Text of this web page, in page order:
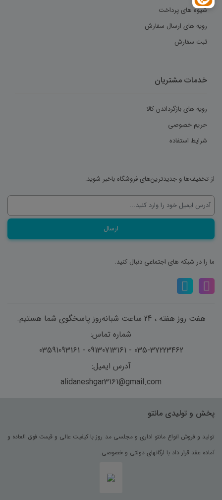
شیوه های پرداخت
رویه های ارسال سفارش
ثبت سفارش
خدمات مشتریان
رویه های بازگرداندن کالا
حریم خصوصی
شرایط استفاده
از تخفیف‌ها و جدیدترین‌های فروشگاه باخبر شوید:
ما را در شبکه های اجتماعی دنبال کنید.
هفت روز هفته ، 24 ساعت شبانه‌روز پاسخگوی شما هستیم.
شماره تماس:
035-37223462 - 09130713161 - 03591093161
آدرس ایمیل:
alidaneshgar3161@gmail.com
پخش و تولیدی مانتو
تولید و فروش انواع مانتو اداری و مجلسی مد روز با کیفیت عالی و قیمت فوق العاده و
آماده عقد قرار داد با ارگانهای دولتی و خصوصی.